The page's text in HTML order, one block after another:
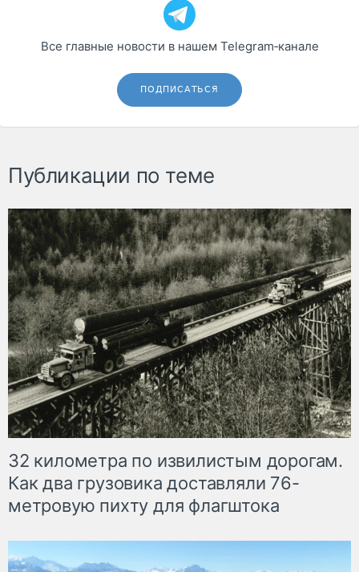
Все главные новости в нашем Telegram‑канале
ПОДПИСАТЬСЯ
Публикации по теме
32 километра по извилистым дорогам.
Как два грузовика доставляли 76-
метровую пихту для флагштока